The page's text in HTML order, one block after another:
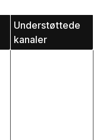
Understøttede
kanaler